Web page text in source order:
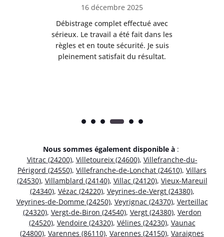
16 décembre 2025
Débistrage complet effectué avec
sérieux. Le travail a été fait dans les
règles et en toute sécurité. Je suis
pleinement satisfait du résultat.
Nous sommes également disponible à :
Vitrac (24200), Villetoureix (24600), Villefranche-du-
Périgord (24550), Villefranche-de-Lonchat (24610), Villars
(24530), Villamblard (24140), Villac (24120), Vieux-Mareuil
(24340), Vézac (24220), Veyrines-de-Vergt (24380),
Veyrines-de-Domme (24250), Veyrignac (24370), Verteillac
(24320), Vergt-de-Biron (24540), Vergt (24380), Verdon
(24520), Vendoire (24320), Vélines (24230), Vaunac
(24800), Varennes (86110), Varennes (24150), Varaignes